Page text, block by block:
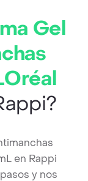
Gel
en Rappi
y nos